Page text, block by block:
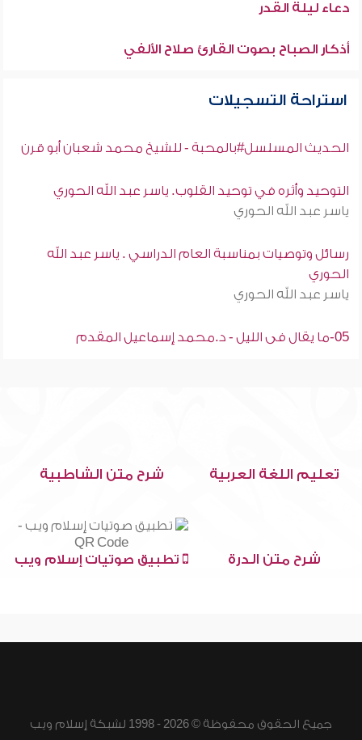
دعاء ليلة القدر
أذكار الصباح بصوت القارئ صلاح الألفي
استراحة التسجيلات
الحديث المسلسل#بالمحبة - للشيخ محمد شعبان أبو قرن
التوحيد وأثره في توحيد القلوب. ياسر عبد الله الحوري
ياسر عبد الله الحوري
رسائل وتوصيات بمناسبة العام الدراسي . ياسر عبد الله
الحوري
ياسر عبد الله الحوري
05-ما يقال فى الليل - د.محمد إسماعيل المقدم
تعليم اللغة العربية شرح متن الشاطبية
شرح متن الدرة تطبيق صوتيات إسلام ويب
جميع الحقوق محفوظة © 2026 - 1998 لشبكة إسلام ويب